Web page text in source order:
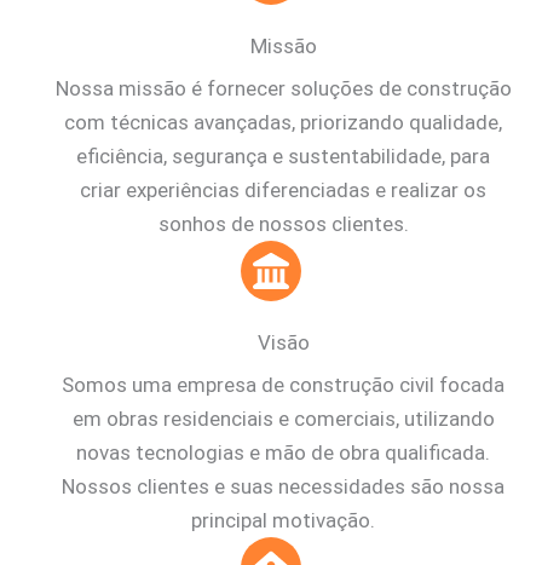
Missão
Nossa missão é fornecer soluções de construção
com técnicas avançadas, priorizando qualidade,
eficiência, segurança e sustentabilidade, para
criar experiências diferenciadas e realizar os
sonhos de nossos clientes.
Visão
Somos uma empresa de construção civil focada
em obras residenciais e comerciais, utilizando
novas tecnologias e mão de obra qualificada.
Nossos clientes e suas necessidades são nossa
principal motivação.